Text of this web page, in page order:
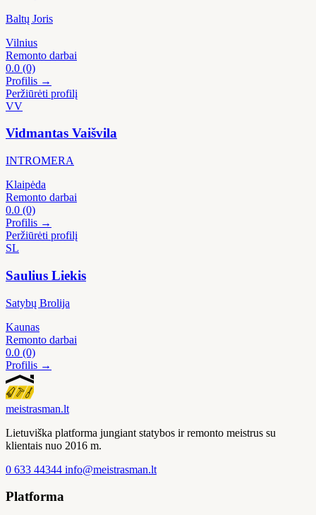
Baltų Joris
Vilnius
Remonto darbai
0.0 (0)
Profilis →
Peržiūrėti profilį
VV
Vidmantas Vaišvila
INTROMERA
Klaipėda
Remonto darbai
0.0 (0)
Profilis →
Peržiūrėti profilį
SL
Saulius Liekis
Satybų Brolija
Kaunas
Remonto darbai
0.0 (0)
Profilis →
meistrasman.lt
Lietuviška platforma jungiant statybos ir remonto meistrus su
klientais nuo 2016 m.
0 633 44344 info@meistrasman.lt
Platforma